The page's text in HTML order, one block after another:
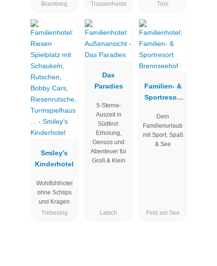
Bramberg Trassenheide Tirol
Smiley’s
Kinderhotel
Wohlfühlhotel
ohne Schlips
und Kragen
Trebesing
Das
Paradies
5-Sterne-
Auszeit in
Südtirol:
Erholung,
Genuss und
Abenteuer für
Groß & Klein
Latsch
Familien- &
Sportresort
Dein
Familienurlaub
mit Sport, Spaß
& See
Feld am See